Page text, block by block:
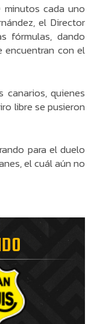
cada uno
el Director
fórmulas, dando
con el
quienes
libre se pusieron
para el duelo
el cuál aún no